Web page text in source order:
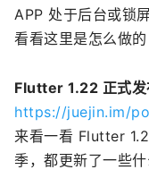
APP 处于后台或锁
看看这里是怎么做的
Flutter 1.22 正式发
https://juejin.im/
来看一看 Flutter
季，都更新了一些什